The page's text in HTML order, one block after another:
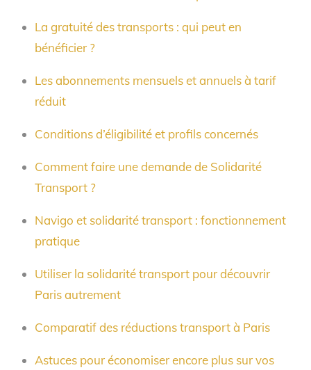
La gratuité des transports : qui peut en
bénéficier ?
Les abonnements mensuels et annuels à tarif
réduit
Conditions d’éligibilité et profils concernés
Comment faire une demande de Solidarité
Transport ?
Navigo et solidarité transport : fonctionnement
pratique
Utiliser la solidarité transport pour découvrir
Paris autrement
Comparatif des réductions transport à Paris
Astuces pour économiser encore plus sur vos